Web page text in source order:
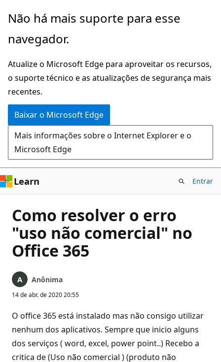
Pular
o
principal
Não há mais suporte para esse
navegador.
Atualize o Microsoft Edge para aproveitar os recursos,
o suporte técnico e as atualizações de segurança mais
recentes.
Baixar o Microsoft Edge
Mais informações sobre o Internet Explorer e o
Microsoft Edge
Learn Entrar
Como resolver o erro
"uso não comercial" no
Office 365
Anônima
14 de abr. de 2020 20:55
O office 365 está instalado mas não consigo utilizar
nenhum dos aplicativos. Sempre que inicio alguns
dos serviços ( word, excel, power point..) Recebo a
critica de (Uso não comercial ) (produto não